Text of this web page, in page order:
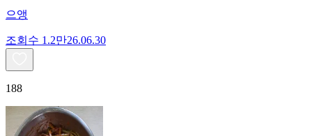
으앵
조회수 1.2만26.06.30
188